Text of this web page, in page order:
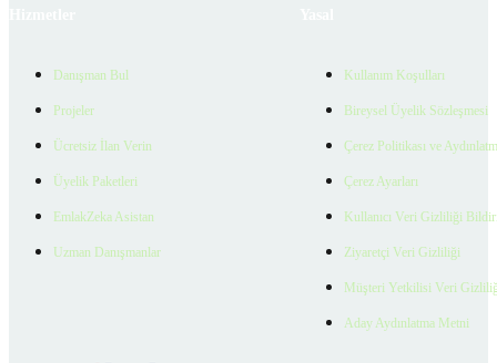
Danışman Bul
Projeler
Ücretsiz İlan Verin
Üyelik Paketleri
EmlakZeka Asistan
Uzman Danışmanlar
Kullanım Koşulları
Bireysel Üyelik Sözleşmesi
Çerez Politikası ve
Çerez Ayarları
Kullanıcı Veri Gizliliği
Ziyaretçi Veri Gizliliği
Müşteri Yetkilisi Veri
Aday Aydınlatma Metni